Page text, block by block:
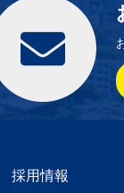
採用情報